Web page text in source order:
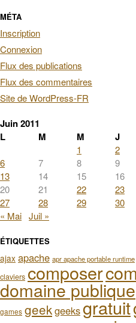
MÉTA
Inscription
Connexion
Flux des publications
Flux des commentaires
Site de WordPress-FR
Juin 2011
L
M M J
1 2
6
7 8 9
13
14 15 16
20
21 22 23
27
28 29
30
« Mai Juil »
ÉTIQUETTES
ajax apache apr apache portable runtime
claviers composer
domaine publique
games geekgeeksgratuit